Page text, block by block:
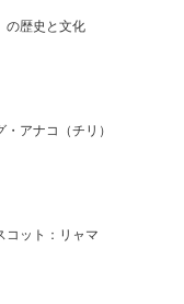
の歴史と文化
アナコ（チリ）
コット：リャマ